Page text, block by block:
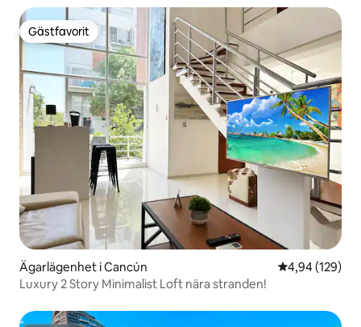
Gästfavorit
Gästfavorit
Ägarlägenhet i Cancún 4,94 av 5 i
4,94 (129)
Luxury 2 Story Minimalist Loft nära stranden!